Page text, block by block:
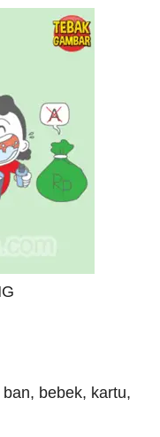
bebek, kartu,